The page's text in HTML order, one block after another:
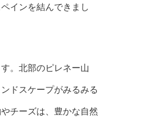
インを結んできまし
。北部のピレネー山
ドスケープがみるみる
チーズは、豊かな自然